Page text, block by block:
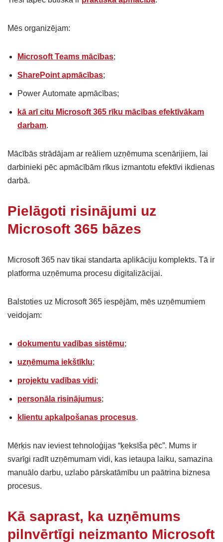
Mēs organizējam:
Microsoft Teams mācības;
SharePoint apmācības;
Power Automate apmācības;
kā arī citu Microsoft 365 rīku mācības efektīvākam
darbam.
Mācībās strādājam ar reāliem uzņēmuma scenārijiem, lai
darbinieki pēc apmācībām rīkus izmantotu efektīvi ikdienas
darbā.
Pielāgoti risinājumi uz
Microsoft 365 bāzes
Microsoft 365 nav tikai standarta aplikāciju komplekts. Tā ir
platforma uzņēmuma procesu digitalizācijai.
Balstoties uz Microsoft 365 iespējām, mēs uzņēmumiem
veidojam:
dokumentu vadības sistēmu;
uzņēmuma iekštīklu;
projektu vadības vidi;
personāla risinājumus;
klientu apkalpošanas procesus.
Mērķis nav ieviest tehnoloģijas “ķeksīša pēc”. Mums ir
svarīgi radīt uzņēmumam vidi, kas ietaupa laiku, samazina
manuālo darbu, uzlabo pārskatāmību un paātrina biznesa
procesus.
Kā saprast, ka uzņēmums
pilnvērtīgi neizmanto Microsoft